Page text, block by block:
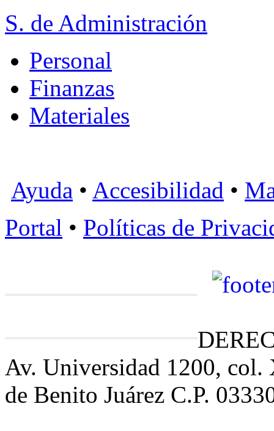
S. de Administración
Personal
Finanzas
Materiales
Ayuda • Accesibilidad •
Portal • Políticas de
Av. Universidad 1200,
de Benito Juárez C.P.